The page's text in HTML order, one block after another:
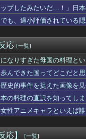
号、160キロ攻略のポー
ン26号ホームラン！」
い本当の理由がこちら…
り詰めましたか？』、『
メリカがユーロを売ってい
けど」姪の学費450万円の
みゼロだった10歳の土曜
がこれ」
世、トルコ名門が巨額の正
クは手頃で燃費も良く楽し
見つかる（海外の反応）
利に導く2試合連続の26号
前で歩行者が横断歩道を渡
プしたみたいだ…！」日
も、過小評価されている
応 [一覧]
なりすぎた母国の料理とい
んできた国ってどこだと思
史的事件を捉えた画像を見
の料理の直訳を知ってし
性アニメキャラといえば誰
応】 [一覧]